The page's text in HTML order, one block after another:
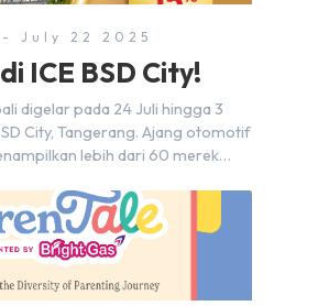
July 22 2025
ICE BSD City!
digelar pada 24 Juli hingga 3
City, Tangerang. Ajang otomotif
lebih dari 60 merek
menjadi pusat perhatian bagi
GIIAS juga menjadi tempat
dan pelaku industri untuk